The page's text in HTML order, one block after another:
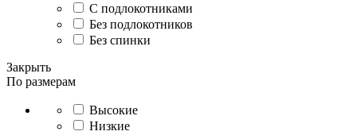
С подлокотниками
Без подлокотников
Без спинки
Закрыть
По размерам
Высокие
Низкие